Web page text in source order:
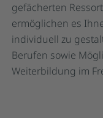
gefächerten
ermöglichen es
individuell zu
Berufen sowie
Weiterbildung im